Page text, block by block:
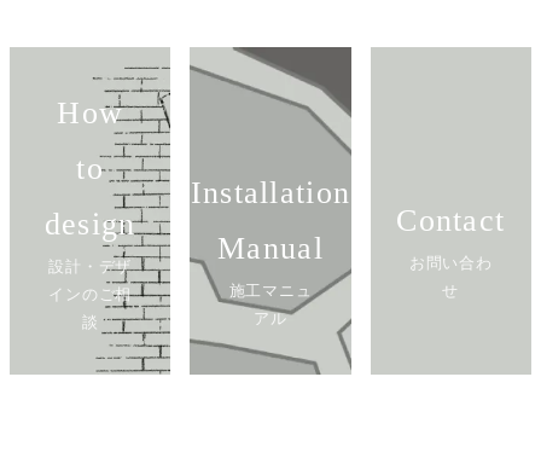
How
to
design
設計・デザ
インのご相
談
Installation
Manual
施工マニュ
アル
Contact
お問い合わ
せ